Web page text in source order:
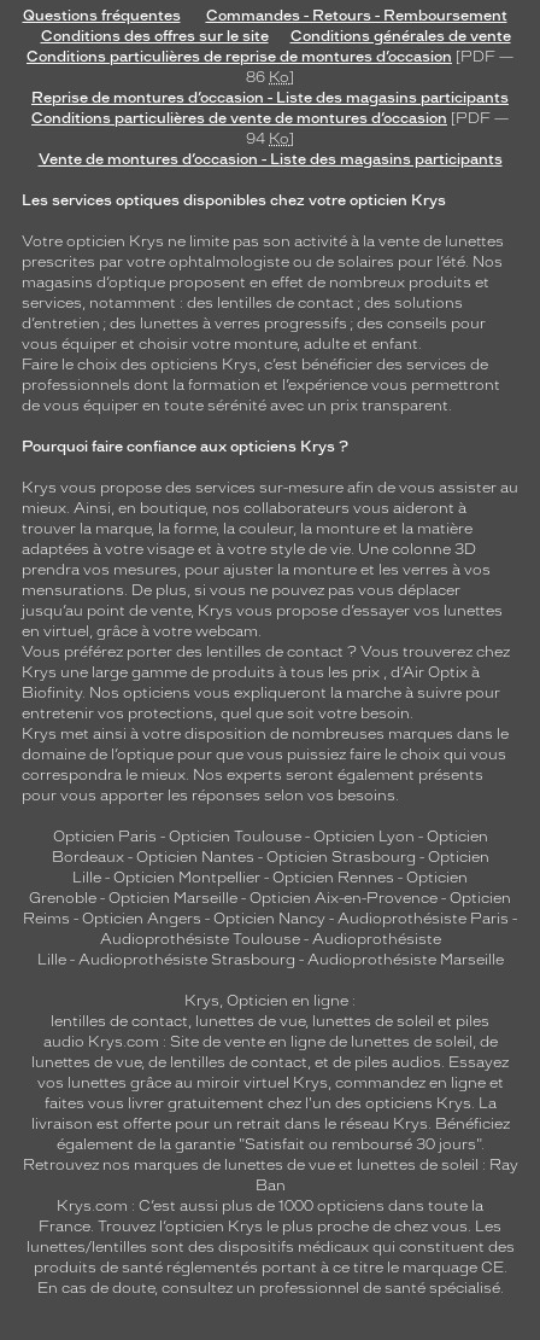
Questions fréquentes
Commandes - Retours - Remboursement
Conditions des offres sur le site
Conditions générales de vente
Conditions particulières de reprise de montures d’occasion [PDF —
86 Ko]
Reprise de montures d’occasion - Liste des magasins participants
Conditions particulières de vente de montures d’occasion [PDF —
94 Ko]
Vente de montures d’occasion - Liste des magasins participants
Les services optiques disponibles chez votre opticien Krys
Votre opticien Krys ne limite pas son activité à la vente de lunettes
prescrites par votre ophtalmologiste ou de solaires pour l’été. Nos
magasins d’optique proposent en effet de nombreux produits et
services, notamment : des lentilles de contact ; des solutions
d’entretien ; des lunettes à verres progressifs ; des conseils pour
vous équiper et choisir votre monture, adulte et enfant.
Faire le choix des opticiens Krys, c’est bénéficier des services de
professionnels dont la formation et l’expérience vous permettront
de vous équiper en toute sérénité avec un prix transparent.
Pourquoi faire confiance aux opticiens Krys ?
Krys vous propose des services sur-mesure afin de vous assister au
mieux. Ainsi, en boutique, nos collaborateurs vous aideront à
trouver la marque, la forme, la couleur, la monture et la matière
adaptées à votre visage et à votre style de vie. Une colonne 3D
prendra vos mesures, pour ajuster la monture et les verres à vos
mensurations. De plus, si vous ne pouvez pas vous déplacer
jusqu’au point de vente, Krys vous propose d’essayer vos lunettes
en virtuel, grâce à votre webcam.
Vous préférez porter des lentilles de contact ? Vous trouverez chez
Krys une large gamme de produits à tous les prix , d’Air Optix à
Biofinity. Nos opticiens vous expliqueront la marche à suivre pour
entretenir vos protections, quel que soit votre besoin.
Krys met ainsi à votre disposition de nombreuses marques dans le
domaine de l’optique pour que vous puissiez faire le choix qui vous
correspondra le mieux. Nos experts seront également présents
pour vous apporter les réponses selon vos besoins.
Opticien Paris - Opticien Toulouse- Opticien Lyon - Opticien
Bordeaux- Opticien Nantes - Opticien Strasbourg - Opticien
Lille - Opticien Montpellier - Opticien Rennes - Opticien
Grenoble - Opticien Marseille - Opticien Aix-en-Provence - Opticien
Reims - Opticien Angers - Opticien Nancy - Audioprothésiste Paris -
Audioprothésiste Toulouse- Audioprothésiste
Lille- Audioprothésiste Strasbourg - Audioprothésiste Marseille
Krys, Opticien en ligne :
lentilles de contact, lunettes de vue, lunettes de soleil et piles
audio Krys.com : Site de vente en ligne de lunettes de soleil, de
lunettes de vue, de lentilles de contact, et de piles audios. Essayez
vos lunettes grâce au miroir virtuel Krys, commandez en ligne et
faites vous livrer gratuitement chez l'un des opticiens Krys. La
livraison est offerte pour un retrait dans le réseau Krys. Bénéficiez
également de la garantie "Satisfait ou remboursé 30 jours".
Retrouvez nos marques de lunettes de vue et lunettes de soleil : Ray
Ban
Krys.com : C’est aussi plus de 1000 opticiens dans toute la
France. Trouvez l’opticien Krys le plus proche de chez vous. Les
lunettes/lentilles sont des dispositifs médicaux qui constituent des
produits de santé réglementés portant à ce titre le marquage CE.
En cas de doute, consultez un professionnel de santé spécialisé.